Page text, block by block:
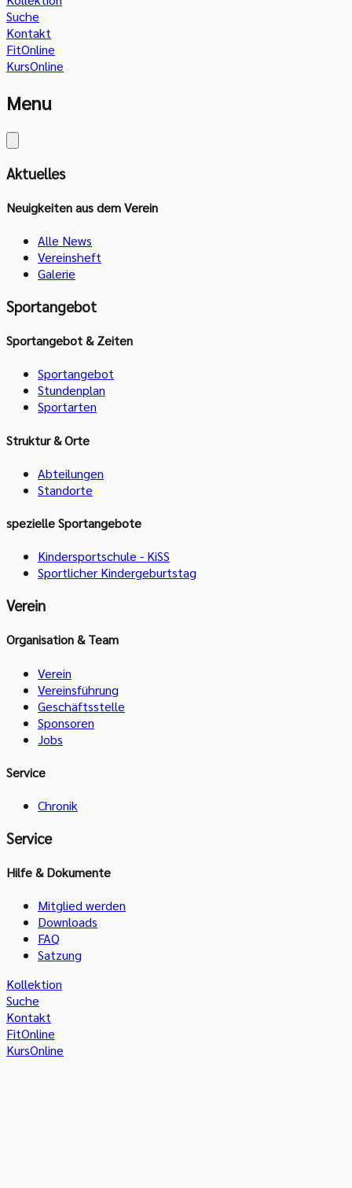
Suche
Kontakt
FitOnline
KursOnline
Menu
Aktuelles
Neuigkeiten aus dem Verein
Alle News
Vereinsheft
Galerie
Sportangebot
Sportangebot & Zeiten
Sportangebot
Stundenplan
Sportarten
Struktur & Orte
Abteilungen
Standorte
spezielle Sportangebote
Kindersportschule - KiSS
Sportlicher Kindergeburtstag
Verein
Organisation & Team
Verein
Vereinsführung
Geschäftsstelle
Sponsoren
Jobs
Service
Chronik
Service
Hilfe & Dokumente
Mitglied werden
Downloads
FAQ
Satzung
Kollektion
Suche
Kontakt
FitOnline
KursOnline